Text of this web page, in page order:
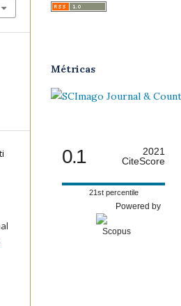
Métricas
0.1
2021
CiteScore
21st percentile
Powered by